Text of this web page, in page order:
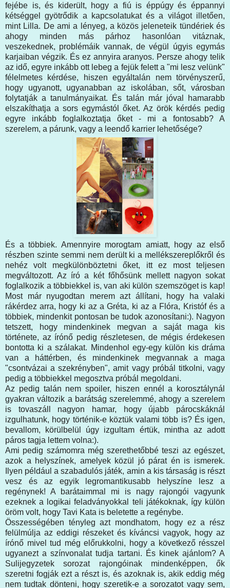
fejébe is, és kiderült, hogy a fiú is éppúgy és éppannyi
kétséggel gyötrődik a kapcsolatukat és a világot illetően,
mint Lilla. De ami a lényeg, a közös jeleneteik tündériek és
ahogy minden más párhoz hasonlóan vitáznak,
veszekednek, problémáik vannak, de végül úgyis egymás
karjaiban végzik. És ez annyira aranyos. Persze ahogy telik
az idő, egyre inkább ott lebeg a fejük felett a "mi lesz velünk"
félelmetes kérdése, hiszen egyáltalán nem törvényszerű,
hogy ugyanott, ugyanabban az iskolában, sőt, városban
folytatják a tanulmányaikat. És talán már jóval hamarabb
elszakíthatja a sors egymástól őket. Az örök kérdés pedig
egyre inkább foglalkoztatja őket - mi a fontosabb? A
szerelem, a párunk, vagy a leendő karrier lehetősége?
És a többiek. Amennyire morogtam amiatt, hogy az első
részben szinte semmi nem derült ki a mellékszereplőkről és
nehéz volt megkülönböztetni őket, itt ez most teljesen
megváltozott. Az író a két főhősünk mellett nagyon sokat
foglalkozik a többiekkel is, van aki külön szemszöget is kap!
Most már nyugodtan merem azt állítani, hogy ha valaki
rákérdez arra, hogy ki az a Gréta, ki az a Flóra, Kristóf és a
többiek, mindenkit pontosan be tudok azonosítani:). Nagyon
tetszett, hogy mindenkinek megvan a saját maga kis
története, az írónő pedig részletesen, de mégis érdekesen
bontotta ki a szálakat. Mindenhol egy-egy külön kis dráma
van a háttérben, és mindenkinek megvannak a maga
"csontvázai a szekrényben", amit vagy próbál titkolni, vagy
pedig a többiekkel megosztva próbál megoldani.
Az pedig talán nem spoiler, hiszen ennél a korosztálynál
gyakran változik a barátság szerelemmé, ahogy a szerelem
is tovaszáll nagyon hamar, hogy újabb párocskáknál
izgulhatunk, hogy történik-e köztük valami több is? És igen,
bevallom, körülbelül úgy izgultam értük, mintha az adott
páros tagja lettem volna:).
Ami pedig számomra még szerethetőbbé teszi az egészet,
azok a helyszínek, amelyek közül jó párat én is ismerek.
Ilyen például a szabadulós játék, amin a kis társaság is részt
vesz és az egyik legromantikusabb helyszíne lesz a
regénynek! A barátaimmal mi is nagy rajongói vagyunk
ezeknek a logikai feladványokkal teli játékoknak, így külön
öröm volt, hogy Tavi Kata is beletette a regénybe.
Összességében tényleg azt mondhatom, hogy ez a rész
felülmúlja az eddigi részeket és kíváncsi vagyok, hogy az
írónő mivel tud még előrukkolni, hogy a következő résszel
ugyanezt a színvonalat tudja tartani. És kinek ajánlom? A
Sulijegyzetek sorozat rajongóinak mindenképpen, ők
szeretni fogják ezt a részt is, és azoknak is, akik eddig még
nem tudtak dönteni, hogy szeretik-e a sorozatot vagy sem,